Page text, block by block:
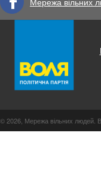
© 2026, Мережа вільних людей.